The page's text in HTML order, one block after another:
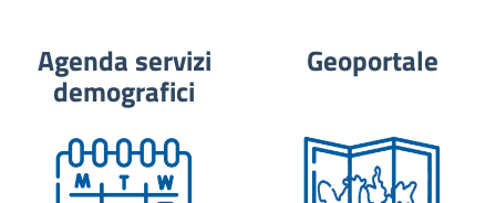
Agenda servizi
demografici
Geoportale